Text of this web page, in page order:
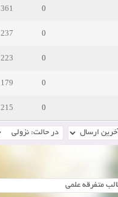
0
361
0
237
0
223
0
179
0
215